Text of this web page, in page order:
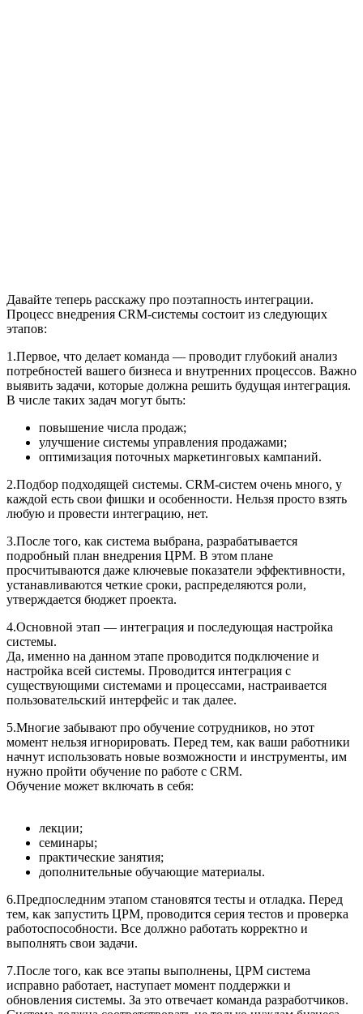
Давайте теперь расскажу про поэтапность интеграции.
Процесс внедрения CRM-системы состоит из следующих
этапов:
1.Первое, что делает команда — проводит глубокий анализ
потребностей вашего бизнеса и внутренних процессов. Важно
выявить задачи, которые должна решить будущая интеграция.
В числе таких задач могут быть:
повышение числа продаж;
улучшение системы управления продажами;
оптимизация поточных маркетинговых кампаний.
2.Подбор подходящей системы. CRM-систем очень много, у
каждой есть свои фишки и особенности. Нельзя просто взять
любую и провести интеграцию, нет.
3.После того, как система выбрана, разрабатывается
подробный план внедрения ЦРМ. В этом плане
просчитываются даже ключевые показатели эффективности,
устанавливаются четкие сроки, распределяются роли,
утверждается бюджет проекта.
4.Основной этап — интеграция и последующая настройка
системы.
Да, именно на данном этапе проводится подключение и
настройка всей системы. Проводится интеграция с
существующими системами и процессами, настраивается
пользовательский интерфейс и так далее.
5.Многие забывают про обучение сотрудников, но этот
момент нельзя игнорировать. Перед тем, как ваши работники
начнут использовать новые возможности и инструменты, им
нужно пройти обучение по работе с CRM.
Обучение может включать в себя:
лекции;
семинары;
практические занятия;
дополнительные обучающие материалы.
6.Предпоследним этапом становятся тесты и отладка. Перед
тем, как запустить ЦРМ, проводится серия тестов и проверка
работоспособности. Все должно работать корректно и
выполнять свои задачи.
7.После того, как все этапы выполнены, ЦРМ система
исправно работает, наступает момент поддержки и
обновления системы. За это отвечает команда разработчиков.